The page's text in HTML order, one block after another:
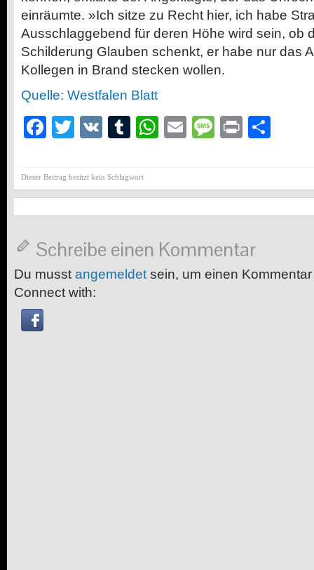
einräumte. »Ich sitze zu Recht hier, ich habe
Ausschlaggebend für deren Höhe wird sein, ob
Schilderung Glauben schenkt, er habe nur das
Kollegen in Brand stecken wollen.
Quelle: Westfalen Blatt
Facebook
Twitter
VK Tumblr
WhatsApp
EmailMessage
Print
Dieser Beitrag besitzt kein Schlagwort
Schreibe einen Kommentar
Du musst angemeldet sein, um einen
Connect with: